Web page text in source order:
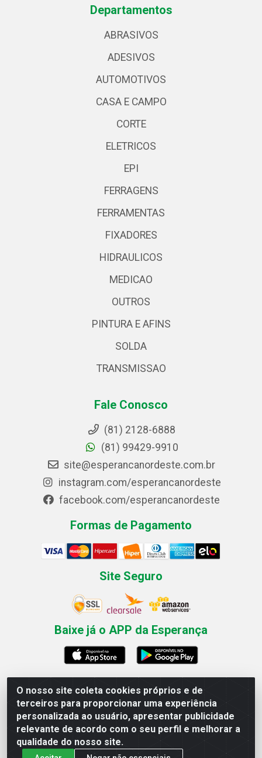
O nosso site coleta cookies próprios e de
terceiros para proporcionar uma experiência
personalizada ao usuário, apresentar publicidade
relevante de acordo com o seu perfil e melhorar a
qualidade do nosso site.
Departamentos
ABRASIVOS
ADESIVOS
AUTOMOTIVOS
CASA E CAMPO
CORTE
ELETRICOS
EPI
FERRAGENS
FERRAMENTAS
FIXADORES
HIDRAULICOS
MEDICAO
OUTROS
PINTURA E AFINS
SOLDA
TRANSMISSAO
Fale Conosco
(81) 2128-6888
(81) 99429-9910
site@esperancanordeste.com.br
instagram.com/esperancanordeste
facebook.com/esperancanordeste
Formas de Pagamento
Site Seguro
Baixe já o APP da Esperança
Esperança Nordeste - Rua Professor Caldas Filho, 291 -
Estância - Recife / PE CEP: 50771-335 - CNPJ
03.666.136/0001-23